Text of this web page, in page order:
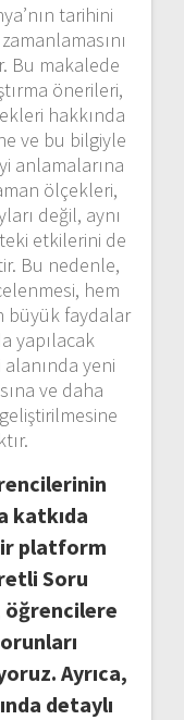
tarihini
Bu makalede
önerileri,
hakkında
ve bu bilgiyle
anlamalarına
ölçekleri,
değil, aynı
etkilerini de
Bu nedenle,
hem
büyük faydalar
yapılacak
yeni
ve daha
katkıda
platform
Soru
Ayrıca,
detaylı